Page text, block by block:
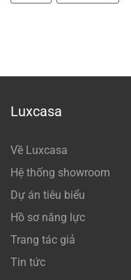
Luxcasa
Về Luxcasa
Hệ thống showroom
Dự án tiêu biểu
Hồ sơ năng lực
Trang tác giả
Tin tức